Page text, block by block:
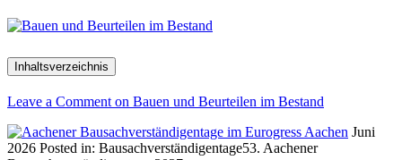
Inhaltsverzeichnis
Leave a Comment on Bauen und Beurteilen im Bestand
Juni
2026 Posted in: Bausachverständigentage53. Aachener